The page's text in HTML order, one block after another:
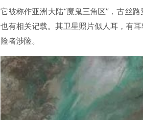
它被称作亚洲大陆“魔鬼三角区”，古丝
也有相关记载。其卫星照片似人耳，有
险者涉险。